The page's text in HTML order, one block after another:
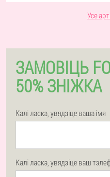
Усе
ЗАМОВІЦЬ
50% ЗНІЖКА
Калі ласка, увядзіце ваша імя
Калі ласка, увядзіце ваш